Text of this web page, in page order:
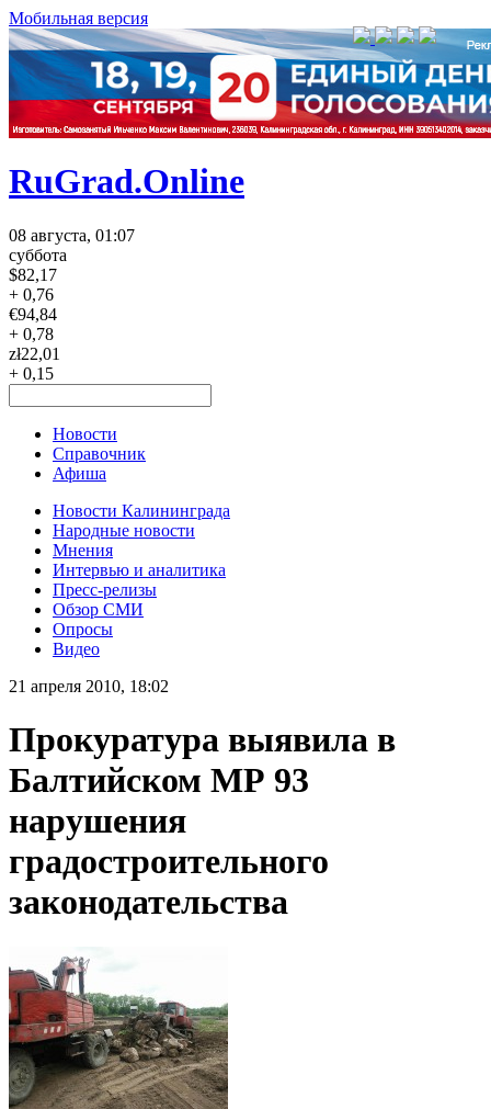
Мобильная версия
RuGrad.Online
08 августа, 01:07
суббота
$82,17
+ 0,76
€94,84
+ 0,78
zł22,01
+ 0,15
Новости
Справочник
Афиша
Новости Калининграда
Народные новости
Мнения
Интервью и аналитика
Пресс-релизы
Обзор СМИ
Опросы
Видео
21 апреля 2010, 18:02
Прокуратура выявила в
Балтийском МР 93
нарушения
градостроительного
законодательства